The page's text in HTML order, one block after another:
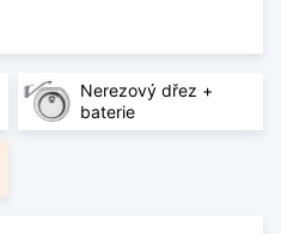
pečlivě vybraným
vzájemné kompatibility i
granitovými i
velikostech a
Nerezový dřez +
baterie